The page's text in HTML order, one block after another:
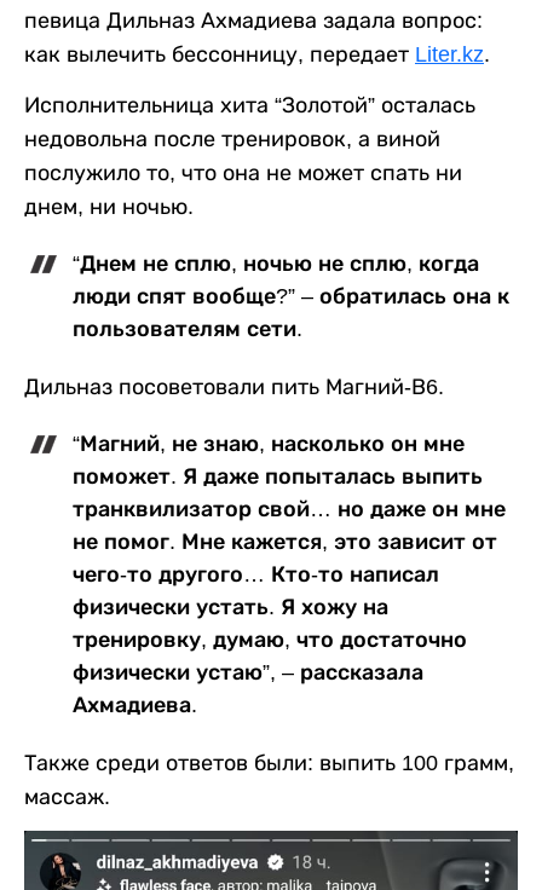
певица Дильназ Ахмадиева задала вопрос:
как вылечить бессонницу, передает Liter.kz.
Исполнительница хита “Золотой” осталась
недовольна после тренировок, а виной
послужило то, что она не может спать ни
днем, ни ночью.
“Днем не сплю, ночью не сплю, когда
люди спят вообще?” – обратилась она к
пользователям сети.
Дильназ посоветовали пить Магний-В6.
“Магний, не знаю, насколько он мне
поможет. Я даже попыталась выпить
транквилизатор свой… но даже он мне
не помог. Мне кажется, это зависит от
чего-то другого… Кто-то написал
физически устать. Я хожу на
тренировку, думаю, что достаточно
физически устаю”, – рассказала
Ахмадиева.
Также среди ответов были: выпить 100 грамм,
массаж.